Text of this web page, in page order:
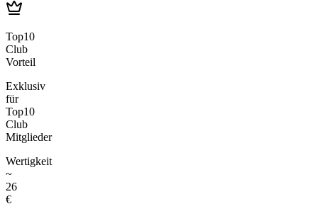
Top10
Club
Vorteil
Exklusiv
für
Top10
Club
Mitglieder
Wertigkeit
~
26
€